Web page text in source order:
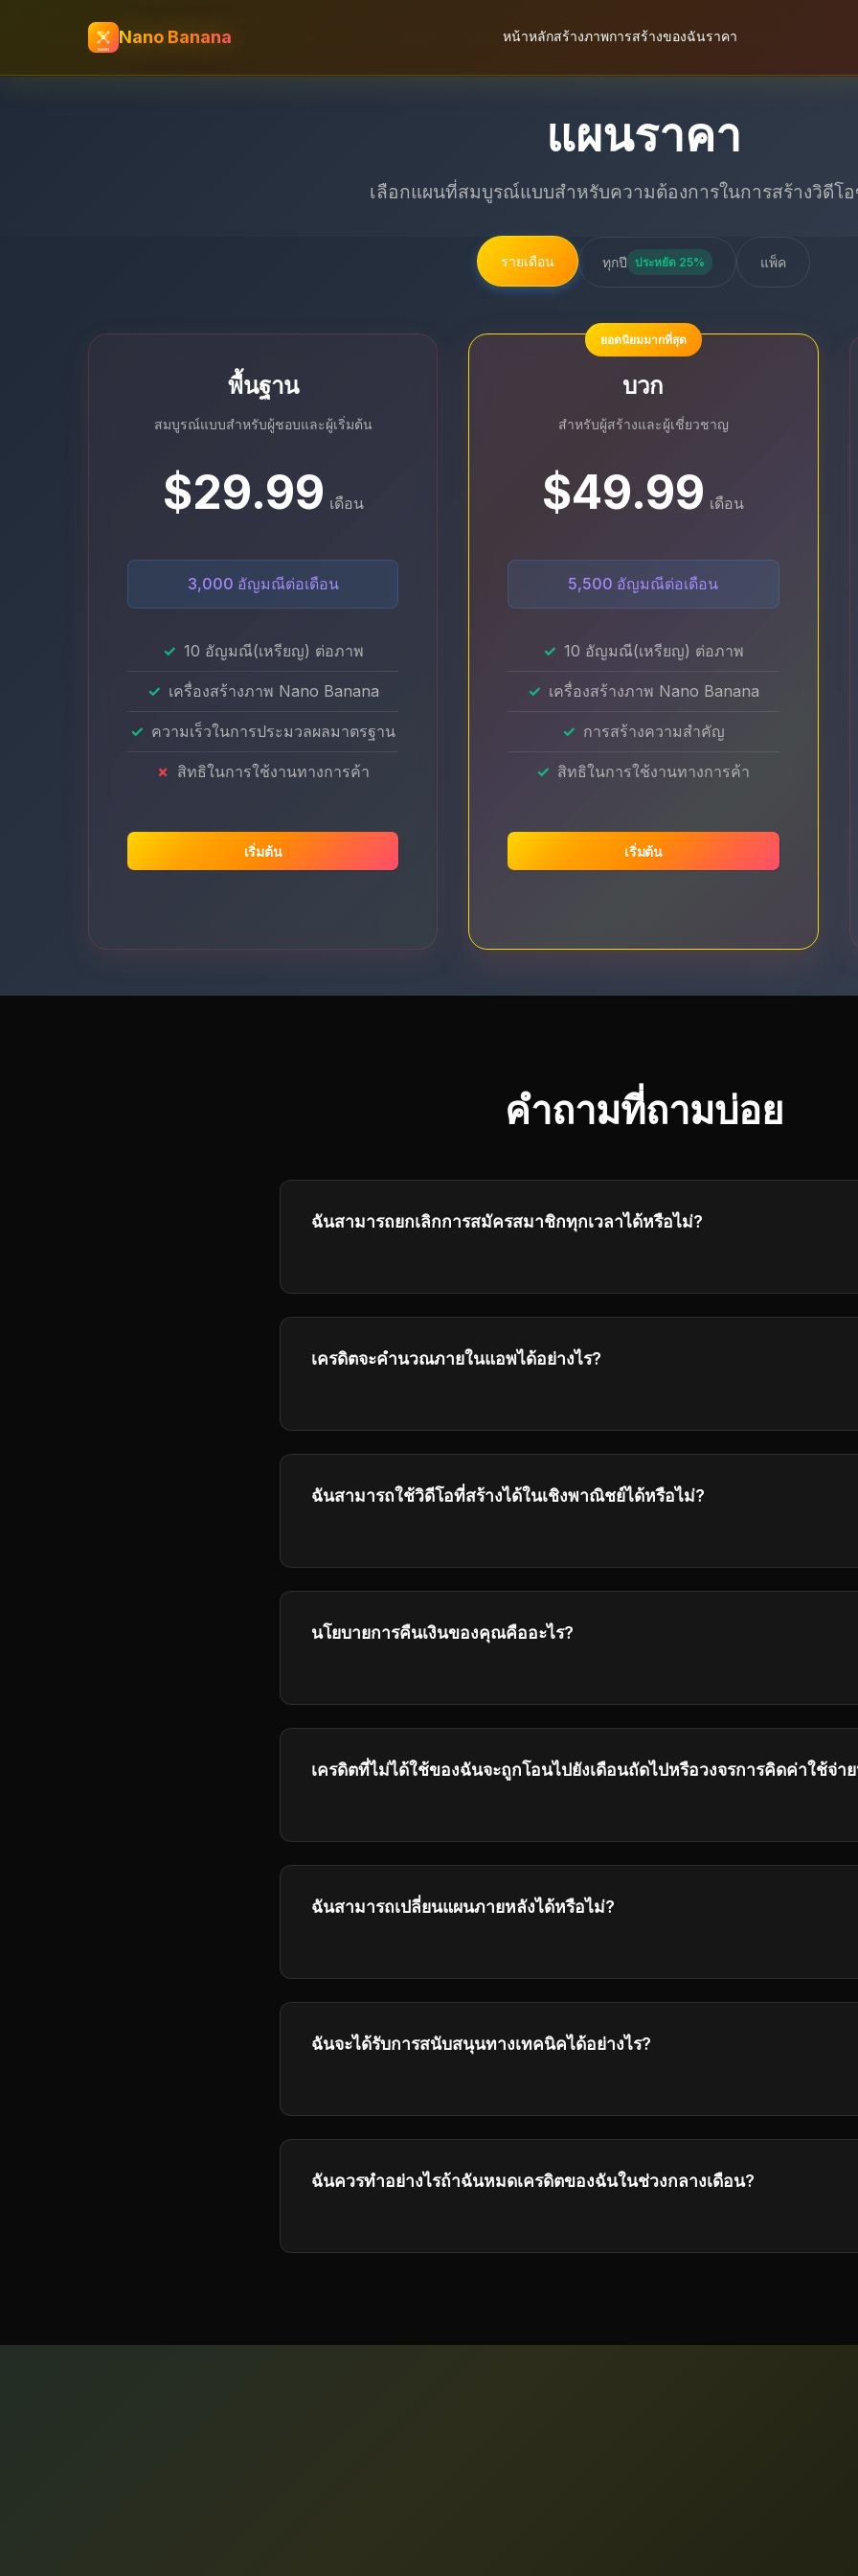
Nano Banana หน้าหลักสร้างภาพการสร้างของฉันราคา
แผนราคา
เลือกแผนที่สมบูรณ์แบบสำหรับความต้องการในการสร้างวิดีโ
รายเดือน ทุกปี ประหยัด 25% แพ็ค
พื้นฐาน
สมบูรณ์แบบสําหรับผู้ชอบและผู้เริ่มต้น
$29.99 เดือน
3,000 อัญมณีต่อเดือน
10 อัญมณี(เหรียญ) ต่อภาพ
เครื่องสร้างภาพ Nano Banana
ความเร็วในการประมวลผลมาตรฐาน
สิทธิในการใช้งานทางการค้า
เริ่มต้น
ยอดนิยมมากที่สุด
บวก
สำหรับผู้สร้างและผู้เชี่ยวชาญ
$49.99 เดือน
5,500 อัญมณีต่อเดือน
10 อัญมณี(เหรียญ) ต่อภาพ
เครื่องสร้างภาพ Nano Banana
การสร้างความสําคัญ
สิทธิในการใช้งานทางการค้า
เริ่มต้น
คำถามที่ถามบ่อย
ฉันสามารถยกเลิกการสมัครสมาชิกทุกเวลาได้หรือไม่?
เครดิตจะคำนวณภายในแอพได้อย่างไร?
ฉันสามารถใช้วิดีโอที่สร้างได้ในเชิงพาณิชย์ได้หรือไม่?
นโยบายการคืนเงินของคุณคืออะไร?
เครดิตที่ไม่ได้ใช้ของฉันจะถูกโอนไปยังเดือนถัดไปหรือวงจรการคิดค่าใช้จ่า
ฉันสามารถเปลี่ยนแผนภายหลังได้หรือไม่?
ฉันจะได้รับการสนับสนุนทางเทคนิคได้อย่างไร?
ฉันควรทำอย่างไรถ้าฉันหมดเครดิตของฉันในช่วงกลางเดือน?